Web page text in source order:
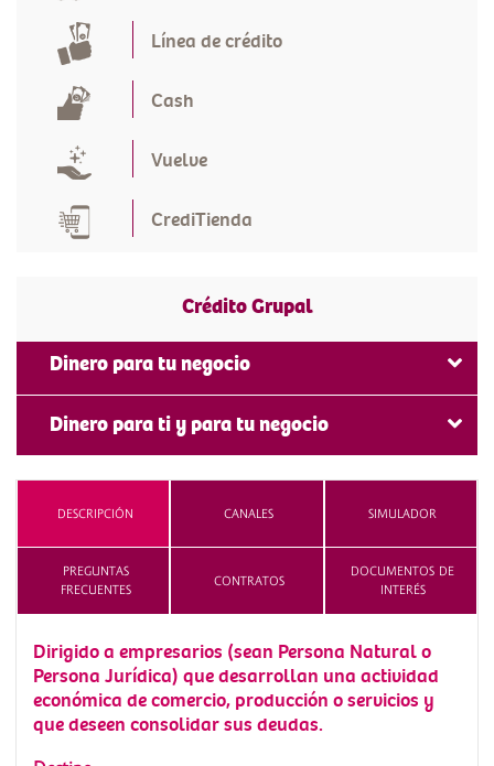
Línea de crédito
Cash
Vuelve
CrediTienda
Crédito Grupal
Dinero para tu negocio
Crédito Grupal
Dinero para ti y para tu negocio
Crece y Mejora
DESCRIPCIÓN CANALES SIMULADOR
PREGUNTAS
FRECUENTES
CONTRATOS
DOCUMENTOS DE
INTERÉS
Dirigido a empresarios (sean Persona Natural o
Persona Jurídica) que desarrollan una actividad
económica de comercio, producción o servicios y
que deseen consolidar sus deudas.